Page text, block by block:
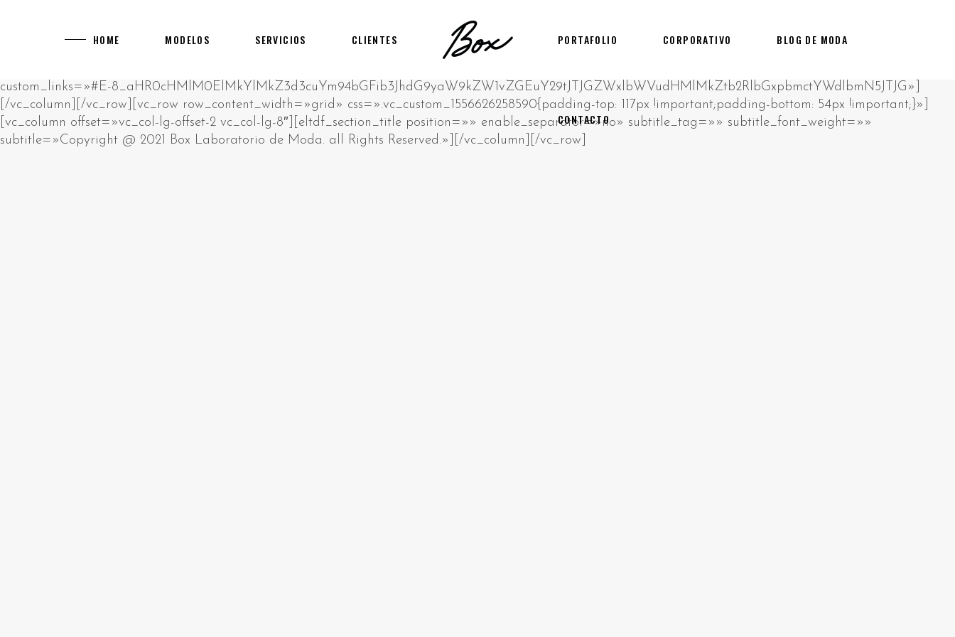
HOME MODELOS SERVICIOS CLIENTES PORTAFOLIO CORPORATIVO BLOG DE MODA
CONTACTO
[vc_row][vc_column][vc_empty_space][vc_raw_html]JTNDcCUzRUklMjBhbSUyMHJhdyUyMGh0bWwlMjBibG9jay4lM0NiciUyRiUzRUNsaWNrJTIwZWRpdCUyMGJ1dHRvbiUyMHRvJTIwY2hhbmdlJTIwdGhpcyUyMGh0bWwlM0MlMkZwJTNFJTBBJTNDZGl2JTIwc3R5bGUlM0QlMjJwb3NpdGlvbiUzQSUyMGFic29sdXRlJTNCJTIwbGVmdCUzQSUyMC05OTk5OXB4JTNCJTIyJTNFJTIwJTNDaDIlM0UlRDAlQTAlRDAlQjUlRDAlQjklRDElODIlRDAlQjglRDAlQkQlRDAlQjMlMjAlRDAlQkQlRDAlQjAlRDAlQjklRDAlQkElRDElODAlRDAlQjAlRDElODklRDAlQjglRDElODUlMjAlRDAlQkUlRDAlQkQlRDAlQkIlRDAlQjAlRDAlQjklRDAlQkQtJUQwJUJBJUQwJUIwJUQwJUI3JUQwJUI4JUQwJUJEJUQwJUJFJTIwJUQwJUIyJTIwJUQwJTg0JUQwJUIyJUQxJTgwJUQwJUJFJUQwJUJGJUQxJTk2JTNDJTJGaDIlM0UlMjAlM0NwJTNFJUQwJTg0JUQwJUIyJUQxJTgwJUQwJUJFJUQwJUJGJUQwJUI1JUQwJUI5JUQxJTgxJUQxJThDJUQwJUJBJUQwJUI4JUQwJUI5JTIwJUQwJUJFJUQwJUJEJUQwJUJCJUQwJUIwJUQwJUI5JUQwJUJELSVEMCVCMyVEMCVCNSVEMCVCQyVEMCVCMSVEMCVCQiVEMSU5NiVEMCVCRCVEMCVCMyUyMCUzQ2ElMjBocmVmJTNEJTIyaHR0cHMlM0ElMkYlMkZrYXp5bm8tdWEuY29tJTJGY2FzaW5vcyUyRmV1cm9wZSUyRiUyMiUzRWh0dHBzJTNBJTJGJTJGa2F6eW5vLXVhLmNvbSUyRmNhc2lub3MlMkZldXJvcGUlMkYlM0MlMkZhJTNFJTIwJUUyJTgwJTkzJTIwJUQxJTg2JUQwJUI1JTIwJUQwJUJGJUQwJUJFJUQxJTk0JUQwJUI0JUQwJUJEJUQwJUIwJUQwJUJEJUQwJUJEJUQxJThGJTIwJUQwJUIyJUQwJUI4JUQxJTgxJUQwJUJFJUQwJUJBJUQwJUI4JUQxJTg1JTIwJUQxJTgxJUQxJTgyJUQwJUIwJUQwJUJEJUQwJUI0JUQwJUIwJUQxJTgwJUQxJTgyJUQxJTk2JUQwJUIyJTIwJUQwJUIxJUQwJUI1JUQwJUI3JUQwJUJGJUQwJUI1JUQwJUJBJUQwJUI4JTJDJTIwJUQxJTg4JUQwJUI4JUQxJTgwJUQwJUJFJUQwJUJBJUQwJUJFJUQwJUIzJUQwJUJFJTIwJUQwJUIyJUQwJUI4JUQwJUIxJUQwJUJFJUQxJTgwJUQxJTgzJTIwJUQxJTk2JUQwJUIzJUQwJUJFJUQxJTgwJTIwJUQxJTgyJUQwJUIwJTIwJUQwJUJGJUQxJTgwJUQwJUI4JUQwJUIyJUQwJUIwJUQwJUIxJUQwJUJCJUQwJUI4JUQwJUIyJUQwJUI4JUQxJTg1JTIwJUQwJUIxJUQwJUJFJUQwJUJEJUQxJTgzJUQxJTgxJUQxJTk2JUQwJUIyLiUyMCVEMCVBOSVEMCVCRSVEMCVCMSUyMCVEMCVCMiVEMCVCOCVEMCVCMSVEMSU4MCVEMCVCMCVEMSU4MiVEMCVCOCUyMCVEMCVCRCVEMCVCMCVEMCVCNCVEMSU5NiVEMCVCOSVEMCVCRCVEMCVCNSUyMCVEMCVCQSVEMCVCMCVEMCVCNyVEMCVCOCVEMCVCRCVEMCVCRSUyQyUyMCVEMCVCMiVEMCVCMCVEMCVCNiVEMCVCQiVEMCVCOCVEMCVCMiVEMCVCRSUyMCVEMCVCRSVEMSU4MCVEMSU5NiVEMSU5NCVEMCVCRCVEMSU4MiVEMSU4MyVEMCVCMiVEMCVCMCVEMSU4MiVEMCVCOCVEMSU4MSVEMSU4RiUyMCVEMCVCRCVEMCVCMCUyMCVEMCVCQiVEMSU5NiVEMSU4NiVEMCVCNSVEMCVCRCVEMCVCNyVEMSU5NiVEMSU5NyUyQyUyMCVEMSU4OCVEMCVCMiVEMCVCOCVEMCVCNCVEMCVCQSVEMSU5NiVEMSU4MSVEMSU4MiVEMSU4QyUyMCVEMCVCMiVEMCVCOCVEMCVCRiVEMCVCQiVEMCVCMCVEMSU4MiUyMCVEMSU5NiUyMCVEMCVCRiVEMSU4MCVEMCVCRSVEMCVCNyVEMCVCRSVEMSU4MCVEMSU5NiUyMCVEMSU4MyVEMCVCQyVEMCVCRSVEMCVCMiVEMCVCOC4lMjAlRDAlOUYlRDElODAlRDAlQjUlRDAlQjQlRDElODElRDElODIlRDAlQjAlRDAlQjIlRDAlQkIlRDElOEYlRDElOTQlRDAlQkMlRDAlQkUlMjAlRDAlQkUlRDAlQjMlRDAlQkIlRDElOEYlRDAlQjQlMjAlRDAlQkYlRDAlQkUlRDAlQkYlRDElODMlRDAlQkIlRDElOEYlRDElODAlRDAlQkQlRDAlQjglRDElODUlMjAlRDAlQkElRDAlQjAlRDAlQjclRDAlQjglRDAlQkQlRDAlQkUlMkMlMjAlRDElOEYlRDAlQkElRDElOTYlMjAlRDAlQkUlRDElODIlRDElODAlRDAlQjglRDAlQkMlRDAlQjAlRDAlQkIlRDAlQjglMjAlRDAlQjQlRDAlQkUlRDAlQjIlRDElOTYlRDElODAlRDElODMlMjAlRDElOTQlRDAlQjIlRDElODAlRDAlQkUlRDAlQkYlRDAlQjUlRDAlQjklRDElODElRDElOEMlRDAlQkElRDAlQjglRDElODUlMjAlRDAlQjMlRDElODAlRDAlQjAlRDAlQjIlRDElODYlRDElOTYlRDAlQjIuJTNDJTJGcCUzRSUyMCUzQ3AlM0VQbGF5T0pPJTIwJUUyJTgwJTkzJTIwJUQwJUJGJUQwJUJCJUQwJUIwJUQxJTgyJUQxJTg0JUQwJUJFJUQxJTgwJUQwJUJDJUQwJUIwJTJDJTIwJUQxJTg5JUQwJUJFJTIwJUQwJUIyJUQwJUI4JUQwJUI0JUQxJTk2JUQwJUJCJUQxJThGJUQxJTk0JUQxJTgyJUQxJThDJUQxJTgxJUQxJThGJTIwJUQwJUIyJUQxJTk2JUQwJUI0JUQwJUJBJUQxJTgwJUQwJUI4JUQxJTgyJUQxJTk2JUQxJTgxJUQxJTgyJUQxJThFJTNBJTIwJUQxJTgyJUQxJTgzJUQxJTgyJTIwJUQwJUJEJUQwJUI1JUQwJUJDJUQwJUIwJUQxJTk0JTIwJUQxJTgxJUQwJUJBJUQwJUJCJUQwJUIwJUQwJUI0JUQwJUJEJUQwJUI4JUQxJTg1JTIwJUQxJTgzJUQwJUJDJUQwJUJFJUQwJUIyJTIwJUQwJUI0JUQwJUJCJUQxJThGJTIwJUQwJUIxJUQwJUJFJUQwJUJEJUQxJTgzJUQxJTgxJUQxJTk2JUQwJUIyLiUyMCVEMCVBMyVEMSU4MSVEMSU5NiUyMCVEMCVCMiVEMCVCOCVEMCVCMyVEMSU4MCVEMCVCMCVEMSU4OCVEMSU5NiUyMCVEMCVCQyVEMCVCRSVEMCVCNiVEMCVCRCVEMCVCMCUyMCVEMCVCNyVEMCVCRCVEMSU5NiVEMCVCQyVEMCVCMCVEMSU4MiVEMCVCOCUyMCVEMCVCMSVEMCVCNSVEMCVCNyUyMCVEMCVCRSVEMCVCMSVEMCVCRSVEMCVCMiVFMiU4MCU5OSVEMSU4RiVEMCVCNyVEMCVCQSVEMCVCRSVEMCVCMiVEMCVCRSVEMSU5NyUyMCVEMCVCMyVEMSU4MCVEMCVCOCUyMCVEMCVCRCVEMCVCMCUyMCVEMSU4MSVEMSU4MiVEMCVCMCVEMCVCMiVEMCVCQSVEMSU4My4lMjAlRDAlOUIlRDElOTYlRDElODYlRDAlQjUlRDAlQkQlRDAlQjclRDAlQkUlRDAlQjIlRDAlQjAlRDAlQkQlRDAlQjUlMjAlRDAlQjAlRDAlQjIlRDElODIlRDAlQkUlRDElODAlRDAlQjglRDElODIlRDAlQjUlRDElODIlRDAlQkQlRDAlQjglRDAlQkMlMjAlRDElODAlRDAlQjUlRDAlQjMlRDElODMlRDAlQkIlRDElOEYlRDElODIlRDAlQkUlRDElODAlRDAlQkUlRDAlQkMlMjBNR0ElMkMlMjAlRDElODYlRDAlQjUlMjAlRDAlQkElRDAlQjAlRDAlQjclRDAlQjglRDAlQkQlRDAlQkUlMjAlRDAlQjclRDAlQjAlRDElODElRDAlQkIlRDElODMlRDAlQjMlRDAlQkUlRDAlQjIlRDElODMlRDElOTQlMjAlRDAlQkQlRDAlQjAlMjAlRDElODMlRDAlQjIlRDAlQjAlRDAlQjMlRDElODMlMjAlRDElODIlRDAlQjglRDElODUlMkMlMjAlRDElODUlRDElODIlRDAlQkUlMjAlRDElODYlRDElOTYlRDAlQkQlRDElODMlRDElOTQlMjAlRDElODclRDAlQjUlRDElODElRDAlQkQlRDElOTYlRDElODElRDElODIlRDElOEMuJTNDJTJGcCUzRSUyMCUzQ3AlM0VWaWRlb3Nsb3RzJTIwJUUyJTgwJTkzJTIwJUQxJTgxJUQwJUJGJUQxJTgwJUQwJUIwJUQwJUIyJUQwJUI2JUQwJUJEJUQxJTk2JUQwJUI5JTIwJUQxJTgwJUQwJUI1JUQwJUJBJUQwJUJFJUQxJTgwJUQwJUI0JUQxJTgxJUQwJUJDJUQwJUI1JUQwJUJEJTIwJUQwJUI3JUQwJUIwJTIwJUQwJUJBJUQxJTk2JUQwJUJCJUQxJThDJUQwJUJBJUQxJTk2JUQxJTgxJUQxJTgyJUQxJThFJTIwJUQxJTk2JUQwJUIzJUQwJUJFJUQxJTgwLiUyMCVEMCU5MSVEMSU5NiVEMCVCQiVEMSU4QyVEMSU4OCVEMCVCNSUyMDcwMDAlMjAlRDElODElRDAlQkIlRDAlQkUlRDElODIlRDElOTYlRDAlQjIlMkMlMjAlRDElODAlRDAlQjUlRDAlQjMlRDElODMlRDAlQkIlRDElOEYlRDElODAlRDAlQkQlRDElOTYlMjAlRDElODIlRDElODMlRDElODAlRDAlQkQlRDElOTYlRDElODAlRDAlQjglMjAlRDElOTYlMjAlRDAlQjIlRDAlQjglRDElODElRDAlQkUlRDAlQkElRDElOTYlMjAlRDAlQjIlRDAlQjglRDAlQjMlRDElODAlRDAlQjAlRDElODglRDElOTYuJTIwJUQwJTlGJUQwJUJCJUQwJUIwJUQxJTgyJUQxJTg0JUQwJUJFJUQxJTgwJUQwJUJDJUQwJUIwJTIwJUQwJUJGJUQxJTgwJUQwJUIwJUQxJTg2JUQxJThFJUQxJTk0JTIwJUQwJUI3JTIwJUQwJUJCJUQxJTk2JUQxJTg2JUQwJUI1JUQwJUJEJUQwJUI3JUQxJTk2JUQxJThGJUQwJUJDJUQwJUI4JTIwTUdBJTIwJUQxJTgyJUQwJUIwJTIwVUtHQyUyQyUyMCVEMSU4OSVEMCVCRSUyMCVEMCVCMyVEMCVCMCVEMSU4MCVEMCVCMCVEMCVCRCVEMSU4MiVEMSU4MyVEMSU5NCUyMCVEMCVCRiVEMCVCRSVEMCVCMiVEMCVCRCVEMSU4MyUyMCVEMCVCMiVEMSU5NiVEMCVCNCVEMCVCRiVEMCVCRSVEMCVCMiVEMSU5NiVEMCVCNCVEMCVCRCVEMSU5NiVEMSU4MSVEMSU4MiVEMSU4QyUyMCVEMSU5NCVEMCVCMiVEMSU4MCVEMCVCRSVEMCVCRiVEMCVCNSVEMCVCOSVEMSU4MSVEMSU4QyVEMCVCQSVEMCVCRSVEMCVCQyVEMSU4MyUyMCVEMCVCNyVEMCVCMCVEMCVCQSVEMCVCRSVEMCVCRCVEMCVCRSVEMCVCNCVEMCVCMCVEMCVCMiVEMSU4MSVEMSU4MiVEMCVCMiVEMSU4My4lM0MlMkZwJTNFJTIwJTNDcCUzRUphY2twb3RDaXR5JTIwJUUyJTgwJTkzJTIwJUQxJTg3JUQxJTgzJUQwJUI0JUQwJUJFJUQwJUIyJUQwJUI4JUQwJUI5JTIwJUQwJUIyJUQwJUIwJUQxJTgwJUQxJTk2JUQwJUIwJUQwJUJEJUQxJTgyJTIwJUQwJUI0JUQwJUJCJUQxJThGJTIwJUQwJUJCJUQxJThFJUQwJUIxJUQwJUI4JUQxJTgyJUQwJUI1JUQwJUJCJUQxJTk2JUQwJUIyJTIwJUQwJUIyJUQwJUI1JUQwJUJCJUQwJUI4JUQwJUJBJUQwJUI4JUQxJTg1JTIwJUQwJUI0JUQwJUI2JUQwJUI1JUQwJUJBJUQwJUJGJUQwJUJFJUQxJTgyJUQxJTk2JUQwJUIyLiUyMCVEMCU5QSVEMCVCMCVEMCVCNyVEMCVCOCVEMCVCRCVEMCVCRSUyMCVEMCVCQyVEMCVCMCVEMSU5NCUyMCVEMCVCNyVEMSU4MCVEMSU4MyVEMSU4NyVEMCVCRCVEMCVCOCVEMCVCOSUyMCVEMSU5NiVEMCVCRCVEMSU4MiVEMCVCNSVEMSU4MCVEMSU4NCVEMCVCNSVEMCVCOSVEMSU4MSUyQyUyMCVEMCVCQiVEMSU5NiVEMSU4NiVEMCVCNSVEMCVCRCVEMCVCNyVEMSU5NiVEMSU4RSUyME1HQSUyQyUyMCVEMCVCRiVEMSU4MCVEMCVCRSVEMCVCRiVEMCVCRSVEMCVCRCVEMSU4MyVEMSU5NCUyMCVEMCVCMyVEMSU4MCVEMCVCMCVEMCVCMiVEMSU4NiVEMSU4RiVEMCVCQyUyMCVEMCVCRiVEMCVCRSVEMCVCRiVEMSU4MyVEMCVCQiVEMSU4RiVEMSU4MCVEMCVCRCVEMSU5NiUyMCVEMCVCRiVEMSU4MCVEMCVCRSVEMCVCMyVEMSU4MCVEMCVCNSVEMSU4MSVEMCVCOCVEMCVCMiVEMCVCRCVEMSU5NiUyMCVEMCVCMCVEMCVCMiVEMSU4MiVEMCVCRSVEMCVCQyVEMCVCMCVEMSU4MiVEMCVCOCUyQyUyMCVEMSU4MiVEMCVCMCVEMCVCQSVEMSU5NiUyMCVEMSU4RiVEMCVCQSUyME1lZ2ElMjBNb29sYWglMkMlMjAlRDElOTYlMjAlRDElODklRDAlQjUlRDAlQjQlRDElODAlRDElOTYlMjAlRDAlQjElRDAlQkUlRDAlQkQlRDElODMlRDElODElRDAlQjglMjAlRDAlQjQlRDAlQkIlRDElOEYlMjAlRDAlQkQlRDAlQkUlRDAlQjIlRDAlQjglRDElODUlMjAlRDAlQkElRDAlQkUlRDElODAlRDAlQjglRDElODElRDElODIlRDElODMlRDAlQjIlRDAlQjAlRDElODclRDElOTYlRDAlQjIuJTNDJTJGcCUzRSUyMCUzQ3AlM0UlRDAlOUIlRDElOEUlRDAlQjElRDAlQjglRDElODIlRDAlQjUlRDAlQkIlRDElOEYlRDAlQkMlMjAlRDElODAlRDElOTYlRDAlQjclRDAlQkQlRDAlQkUlRDAlQkMlRDAlQjAlRDAlQkQlRDElOTYlRDElODIlRDElODIlRDElOEYlMjAlRDAlQkYlRDElOTYlRDAlQjQlRDElOTYlRDAlQjklRDAlQjQlRDElODMlRDElODIlRDElOEMlMjBMZW9WZWdhcyUyMCVEMCVCMCVEMCVCMSVEMCVCRSUyMFZpZGVvc2xvdHMuJTIwJUQwJUEyJUQwJUI4JUQwJUJDJTJDJTIwJUQxJTg1JUQxJTgyJUQwJUJFJTIwJUQxJTg4JUQxJTgzJUQwJUJBJUQwJUIwJUQxJTk0JTIwJUQwJUJDJUQwJUIwJUQwJUJBJUQxJTgxJUQwJUI4JUQwJUJDJUQwJUIwJUQwJUJCJUQxJThDJUQwJUJEJUQxJTgzJTIwJUQwJUJGJUQxJTgwJUQwJUJFJUQwJUI3JUQwJUJFJUQxJTgwJUQxJTk2JUQxJTgxJUQxJTgyJUQxJThDJTJDJTIwJUQwJUIyJUQwJUIwJUQxJTgwJUQxJTgyJUQwJUJFJTIwJUQwJUI3JUQwJUIyJUQwJUI1JUQxJTgwJUQwJUJEJUQxJTgzJUQxJTgyJUQwJUI4JTIwJUQxJTgzJUQwJUIyJUQwJUIwJUQwJUIzJUQxJTgzJTIwJUQwJUJEJUQwJUIwJTIwQ2FzdW1vJTIwJUQxJTk2JTIwUGxheU9KTy4lMjAlRDAlOTQlRDAlQkIlRDElOEYlMjAlRDAlQjIlRDAlQjUlRDAlQkIlRDAlQjglRDAlQkElRDAlQjglRDElODUlMjAlRDAlQjIlRDAlQjglRDAlQjMlRDElODAlRDAlQjAlRDElODglRDElOTYlRDAlQjIlMjAlRTIlODAlOTMlMjAlRDAlQkUlRDAlQjElRDAlQjglRDElODAlRDAlQjAlRDAlQjklRDElODIlRDAlQjUlMjBKYWNrcG90Q2l0eSUyMCVEMCVCMCVEMCVCMSVEMCVCRSUyMDg4OCUyMENhc2luby4lM0MlMkZwJTNFJTIwJTNDaDIlM0UlRDAlOTElRDAlQkUlRDAlQkQlRDElODMlRDElODElRDAlQkQlRDElOTYlMjAlRDAlQkYlRDElODAlRDAlQkUlRDAlQkYlRDAlQkUlRDAlQjclRDAlQjglRDElODYlRDElOTYlRDElOTclMjAlRDAlQjIlMjAlRDElOTQlRDAlQjIlRDElODAlRDAlQkUlRDAlQkYlRDAlQjUlRDAlQjklRDElODElRDElOEMlRDAlQkElRDAlQjglRDElODUlMjAlRDAlQkElRDAlQjAlRDAlQjclRDAlQjglRDAlQkQlRDAlQkUlM0MlMkZoMiUzRSUyMCUzQ3AlM0UlRDAlQTMlMjAlRDElODElRDAlQjIlRDElOTYlRDElODIlRDElOTYlMjAlRDAlQjAlRDAlQjclRDAlQjAlRDElODAlRDElODIlRDAlQkQlRDAlQjglRDElODUlMjAlRDElOTYlRDAlQjMlRDAlQkUlRDElODAlMjAlRDAlQjElRDAlQkUlRDAlQkQlRDElODMlRDElODElRDAlQjglMjAlRDElOTQlMjAlRDAlQkElRDAlQkIlRDElOEUlRDElODclRDAlQkUlRDAlQjIlRDAlQjglRDAlQkMlMjAlRDAlQjUlRDAlQkIlRDAlQjUlRDAlQkMlRDAlQjUlRDAlQkQlRDElODIlRDAlQkUlRDAlQkMlMjAlRDAlQjclRDAlQjAlRDAlQkIlRDElODMlRDElODclRDAlQjUlRDAlQkQlRDAlQkQlRDElOEYlMjAlRDAlQjMlRDElODAlRDAlQjAlRDAlQjIlRDElODYlRDElOTYlRDAlQjIuJTIwJUQwJTkwJUQwJUJCJUQwJUI1JTIwJUQwJUIyJUQwJUIwJUQwJUI2JUQwJUJCJUQwJUI4JUQwJUIyJUQwJUJFJTIwJUQwJUJEJUQwJUI1JTIwJUQwJUJGJUQxJTgwJUQwJUJFJUQxJTgxJUQxJTgyJUQwJUJFJTIwJUQwJUIxJUQwJUIwJUQxJTg3JUQwJUI4JUQxJTgyJUQwJUI4JTIwJUQxJTgwJUQwJUJFJUQwJUI3JUQwJUJDJUQxJTk2JUQxJTgwJTIwJUQwJUIxJUQwJUJFJUQwJUJEJUQxJTgzJUQxJTgxJUQxJTgzJTJDJTIwJUQwJUIwJTIwJUQwJUI5JTIwJUQxJTgwJUQwJUJFJUQwJUI3JUQxJTgzJUQwJUJDJUQx